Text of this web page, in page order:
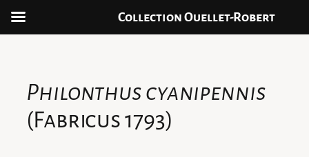
Philonthus cyanipennis
(Fabricus 1793)
Collection Ouellet-Robert